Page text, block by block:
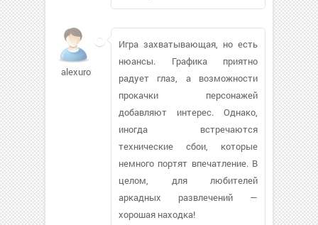
alexuro220
Игра захватывающая, но есть
нюансы. Графика приятно
радует глаз, а возможности
прокачки персонажей
добавляют интерес. Однако,
иногда встречаются
технические сбои, которые
немного портят впечатление. В
целом, для любителей
аркадных развлечений —
хорошая находка!